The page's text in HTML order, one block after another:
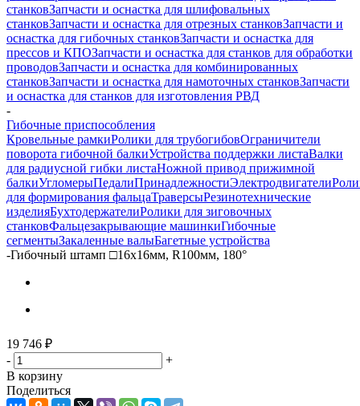
станковЗапчасти и оснастка для шлифовальных
станковЗапчасти и оснастка для отрезных станковЗапчасти и
оснастка для гибочных станковЗапчасти и оснастка для
прессов и КПОЗапчасти и оснастка для станков для обработки
проводовЗапчасти и оснастка для комбинированных
станковЗапчасти и оснастка для намоточных станковЗапчасти
и оснастка для станков для изготовления РВД
-
Гибочные приспособления
Кровельные рамкиРолики для трубогибовОграничители
поворота гибочной балкиУстройства поддержки листаВалки
для радиусной гибки листаНожной привод прижимной
балкиУгломерыПедалиПринадлежностиЭлектродвигатели
для формирования фальцаТраверсыРезинотехнические
изделияБухтодержателиРолики для зиговочных
станковФальцезакрывающие машинкиГибочные
сегментыЗакаленные валыБагетные устройства
-Гибочный штамп □16х16мм, R100мм, 180°
19 746 ₽
-
+
В корзину
Поделиться